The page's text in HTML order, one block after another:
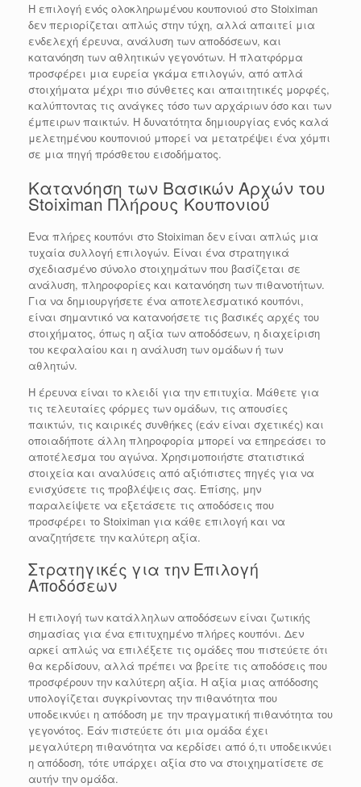
Η επιλογή ενός ολοκληρωμένου κουπονιού στο Stoiximan
δεν περιορίζεται απλώς στην τύχη, αλλά απαιτεί μια
ενδελεχή έρευνα, ανάλυση των αποδόσεων, και
κατανόηση των αθλητικών γεγονότων. Η πλατφόρμα
προσφέρει μια ευρεία γκάμα επιλογών, από απλά
στοιχήματα μέχρι πιο σύνθετες και απαιτητικές μορφές,
καλύπτοντας τις ανάγκες τόσο των αρχάριων όσο και των
έμπειρων παικτών. Η δυνατότητα δημιουργίας ενός καλά
μελετημένου κουπονιού μπορεί να μετατρέψει ένα χόμπι
σε μια πηγή πρόσθετου εισοδήματος.
Κατανόηση των Βασικών Αρχών του
Stoiximan Πλήρους Κουπονιού
Ένα πλήρες κουπόνι στο Stoiximan δεν είναι απλώς μια
τυχαία συλλογή επιλογών. Είναι ένα στρατηγικά
σχεδιασμένο σύνολο στοιχημάτων που βασίζεται σε
ανάλυση, πληροφορίες και κατανόηση των πιθανοτήτων.
Για να δημιουργήσετε ένα αποτελεσματικό κουπόνι,
είναι σημαντικό να κατανοήσετε τις βασικές αρχές του
στοιχήματος, όπως η αξία των αποδόσεων, η διαχείριση
του κεφαλαίου και η ανάλυση των ομάδων ή των
αθλητών.
Η έρευνα είναι το κλειδί για την επιτυχία. Μάθετε για
τις τελευταίες φόρμες των ομάδων, τις απουσίες
παικτών, τις καιρικές συνθήκες (εάν είναι σχετικές) και
οποιαδήποτε άλλη πληροφορία μπορεί να επηρεάσει το
αποτέλεσμα του αγώνα. Χρησιμοποιήστε στατιστικά
στοιχεία και αναλύσεις από αξιόπιστες πηγές για να
ενισχύσετε τις προβλέψεις σας. Επίσης, μην
παραλείψετε να εξετάσετε τις αποδόσεις που
προσφέρει το Stoiximan για κάθε επιλογή και να
αναζητήσετε την καλύτερη αξία.
Στρατηγικές για την Επιλογή
Αποδόσεων
Η επιλογή των κατάλληλων αποδόσεων είναι ζωτικής
σημασίας για ένα επιτυχημένο πλήρες κουπόνι. Δεν
αρκεί απλώς να επιλέξετε τις ομάδες που πιστεύετε ότι
θα κερδίσουν, αλλά πρέπει να βρείτε τις αποδόσεις που
προσφέρουν την καλύτερη αξία. Η αξία μιας απόδοσης
υπολογίζεται συγκρίνοντας την πιθανότητα που
υποδεικνύει η απόδοση με την πραγματική πιθανότητα του
γεγονότος. Εάν πιστεύετε ότι μια ομάδα έχει
μεγαλύτερη πιθανότητα να κερδίσει από ό,τι υποδεικνύει
η απόδοση, τότε υπάρχει αξία στο να στοιχηματίσετε σε
αυτήν την ομάδα.